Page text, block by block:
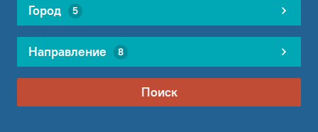
Город 5
Направление 8
Поиск